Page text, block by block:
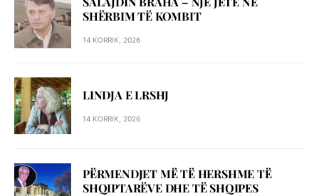
SHЁRBIM TЁ KOMBIT
14 KORRIK, 2026
LINDJA E LRSHJ
14 KORRIK, 2026
PËRMENDJET MË TË HERSHME TË
SHQIPTARËVE DHE TË SHQIPES